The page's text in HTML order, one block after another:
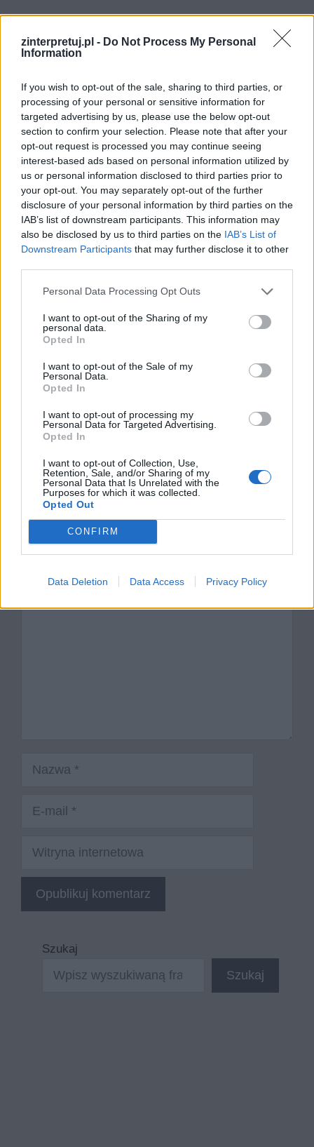
zinterpretuj.pl - Do Not Process My Personal
Information
If you wish to opt-out of the sale, sharing to third parties, or
processing of your personal or sensitive information for
targeted advertising by us, please use the below opt-out
section to confirm your selection. Please note that after your
opt-out request is processed you may continue seeing
interest-based ads based on personal information utilized by
us or personal information disclosed to third parties prior to
your opt-out. You may separately opt-out of the further
disclosure of your personal information by third parties on the
IAB’s list of downstream participants. This information may
also be disclosed by us to third parties on the IAB’s List of
Downstream Participants that may further disclose it to other
Personal Data Processing Opt Outs
I want to opt-out of the Sharing of my
personal data.
Opted In
I want to opt-out of the Sale of my
Personal Data.
Opted In
I want to opt-out of processing my
Personal Data for Targeted Advertising.
Opted In
I want to opt-out of Collection, Use,
Retention, Sale, and/or Sharing of my
Personal Data that Is Unrelated with the
Purposes for which it was collected.
Opted Out
CONFIRM
Data Deletion Data Access Privacy Policy
bardzo prosty sposób. Uczciwość miała być
jednak działo się inaczej. Chłopi na włąsnej
skórze odczuwali, że życie to ciężkie wyzwanie,
w którym cały czas trzeba ciężko pracować i
mieć się na baczności, by nie popełnić błędu.
Inaczej bowiem można by się narazić nie tylko
Bogu, ale również sąsiadowi, lub nawet całej
wsi.
Czytaj także:
Rola przyrody i sposób jej ukazania w
Chłopach Władysława Reymonta
Znaczenie śmierci w Chłopach
Chłopi – rola pracy w życiu
mieszkańców Lipiec
Chłopach
Kategorie
opracowania
Tagi
Chłopi - opracowanie
Znaczenie śmierci w Chłopach
Chłopi – rola pracy w życiu mieszkańców
Lipiec
Dodaj komentarz
Komentarz
Witryna
internetowa
Szukaj
Szukaj